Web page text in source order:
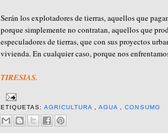
Serán los explotadores de tierras, aquellos que
porque simplemente no contratan, aquellos que
especuladores de tierras, que con sus proyectos
vivienda. En cualquier caso, porque nos
TIRESIAS.
ETIQUETAS:AGRICULTURA ,AGUA ,CONSUMO